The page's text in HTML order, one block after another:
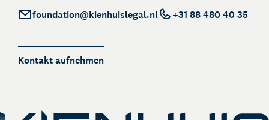
Ihr Legal Businesspartner
foundation@kienhuislegal.nl +31 88 480 40 35
Kontakt aufnehmen